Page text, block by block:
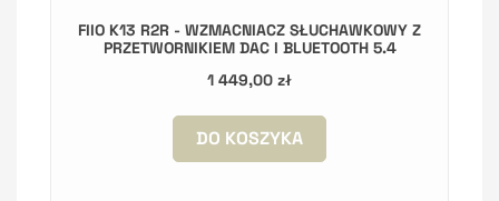
FIIO K13 R2R - WZMACNIACZ SŁUCHAWKOWY Z
PRZETWORNIKIEM DAC I BLUETOOTH 5.4
1 449,00 zł
DO KOSZYKA